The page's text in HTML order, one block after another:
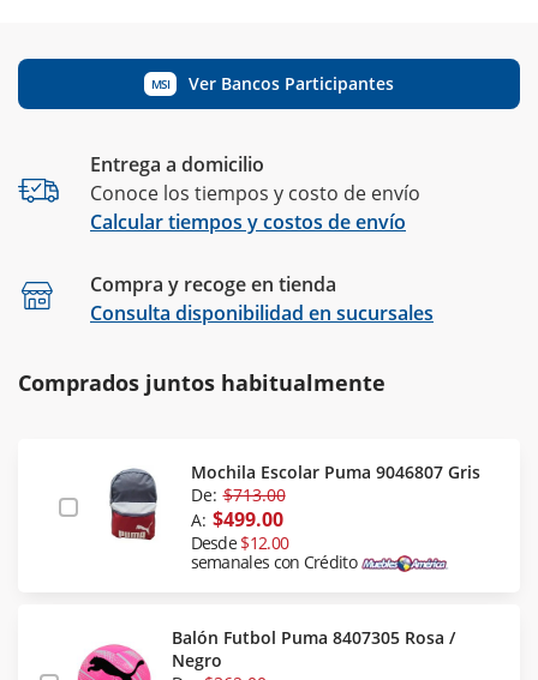
MSI Ver Bancos Participantes
Entrega a domicilio
Conoce los tiempos y costo de envío
Calcular tiempos y costos de envío
Compra y recoge en tienda
Consulta disponibilidad en sucursales
Comprados juntos habitualmente
Mochila Escolar Puma 9046807 Gris
De: $713.00
A: $499.00
Desde$12.00
semanales con Crédito
Balón Futbol Puma 8407305 Rosa /
Negro